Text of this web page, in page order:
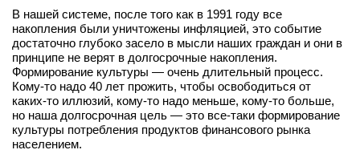
В нашей системе, после того как в 1991 году все
накопления были уничтожены инфляцией, это событие
достаточно глубоко засело в мысли наших граждан и они в
принципе не верят в долгосрочные накопления.
Формирование культуры — очень длительный процесс.
Кому‑то надо 40 лет прожить, чтобы освободиться от
каких‑то иллюзий, кому‑то надо меньше, кому‑то больше,
но наша долгосрочная цель — это все‑таки формирование
культуры потребления продуктов финансового рынка
населением.